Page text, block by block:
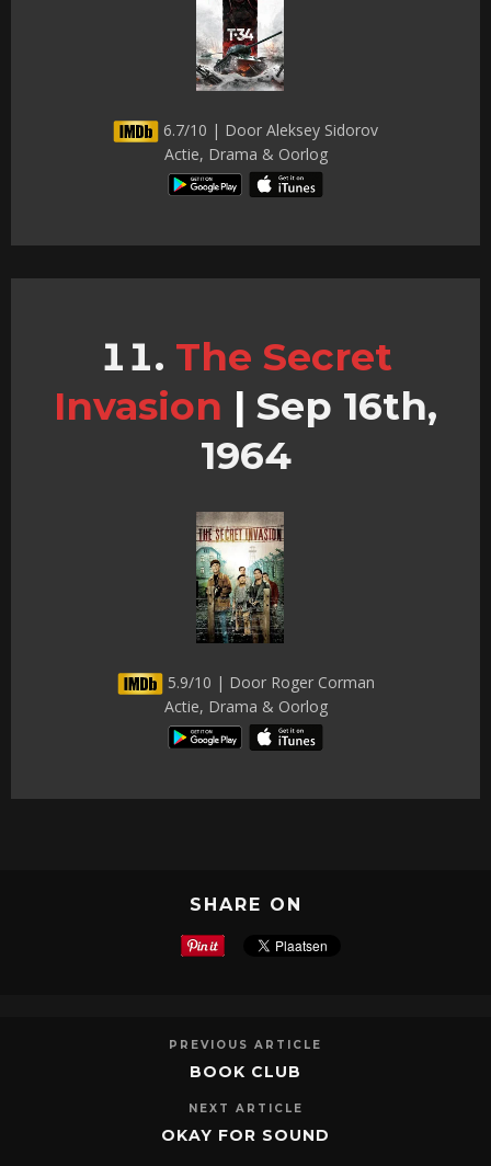
6.7/10 | Door Aleksey Sidorov
Actie, Drama & Oorlog
The Secret
Invasion | Sep 16th,
1964
5.9/10 | Door Roger Corman
Actie, Drama & Oorlog
SHARE ON
PREVIOUS ARTICLE
BOOK CLUB
NEXT ARTICLE
OKAY FOR SOUND